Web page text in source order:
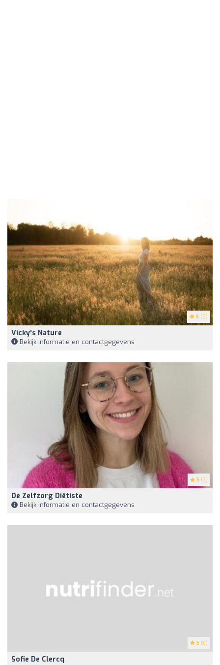
5 (5)
Vicky's Nature
Bekijk informatie en contactgegevens
5 (3)
De Zelfzorg Diëtiste
Bekijk informatie en contactgegevens
5 (3)
Sofie De Clercq